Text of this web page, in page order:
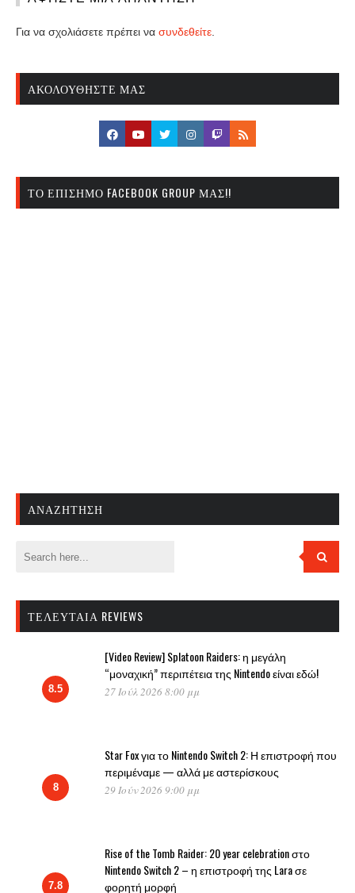
Για να σχολιάσετε πρέπει να συνδεθείτε
ΑΚΟΛΟΥΘΉΣΤΕ ΜΑΣ
ΤΟ ΕΠΊΣΗΜΟ FACEBOOK GROUP ΜΑΣ!!
ΑΝΑΖΉΤΗΣΗ
ΤΕΛΕΥΤΑΊΑ REVIEWS
8.5
[Video Review] Splatoon Raiders: η μεγάλη
“μοναχική” περιπέτεια της Nintendo είναι εδώ!
27 Ιούλ 2026 8:00 μμ
8
Star Fox για το Nintendo Switch 2: Η επιστροφή που
περιμέναμε — αλλά με αστερίσκους
29 Ιούν 2026 9:00 μμ
7.8
Rise of the Tomb Raider: 20 year celebration στο
Nintendo Switch 2 – η επιστροφή της Lara σε
φορητή μορφή